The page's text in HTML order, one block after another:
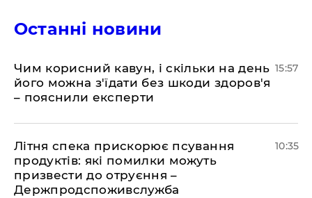
Останні новини
Чим корисний кавун, і скільки на день
його можна з'їдати без шкоди здоров'я
– пояснили експерти
15:57
Літня спека прискорює псування
продуктів: які помилки можуть
призвести до отруєння –
Держпродспоживслужба
10:35